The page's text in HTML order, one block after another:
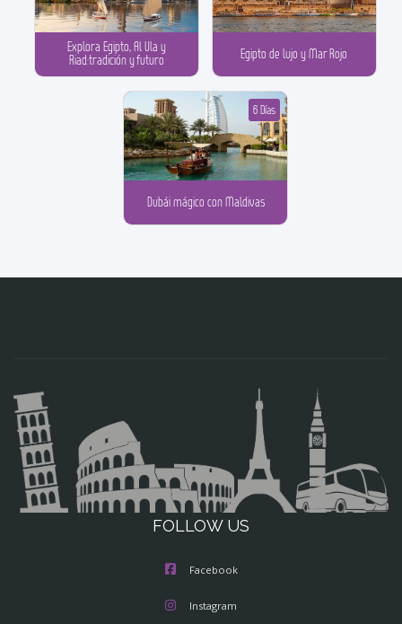
Explora Egipto, Al Ula y
Riad:tradición y futuro
Egipto de lujo y Mar Rojo
Dubái mágico con Maldivas
6 Días
FOLLOW US
Facebook
Instagram